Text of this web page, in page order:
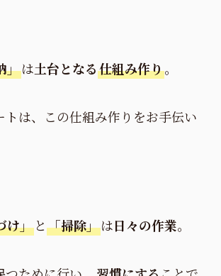
」は土台となる仕組み作り。
トは、この仕組み作りをお手伝い
け」と 「掃除」は日々の作業。